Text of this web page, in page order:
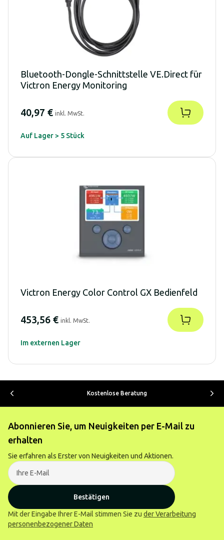
Bluetooth-Dongle-Schnittstelle VE.Direct für
Victron Energy Monitoring
40,97 € inkl. MwSt.
Auf Lager > 5 Stück
Victron Energy Color Control GX Bedienfeld
453,56 € inkl. MwSt.
Im externen Lager
Kostenlose Beratung
Abonnieren Sie, um Neuigkeiten per E-Mail zu
erhalten
Sie erfahren als Erster von Neuigkeiten und Aktionen.
Bestätigen
Mit der Eingabe Ihrer E-Mail stimmen Sie zu der Verarbeitung
personenbezogener Daten